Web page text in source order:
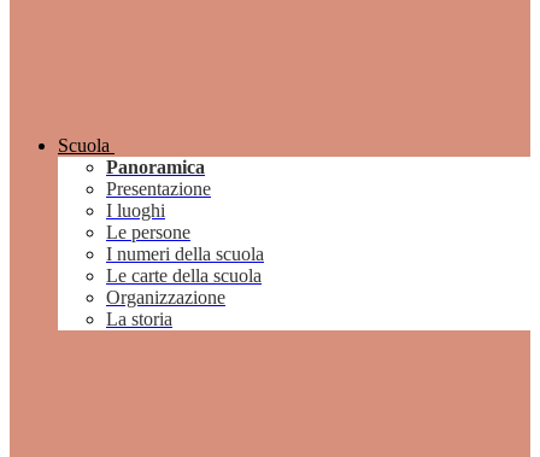
Scuola
Panoramica
Presentazione
I luoghi
Le persone
I numeri della scuola
Le carte della scuola
Organizzazione
La storia